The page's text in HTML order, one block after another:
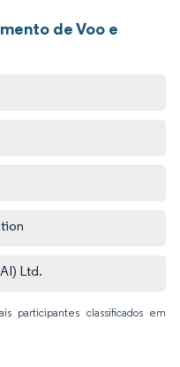
de Voo e
Ltd.
participantes classificados em